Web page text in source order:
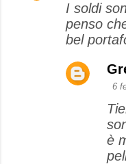
I soldi
penso
bel
6
è